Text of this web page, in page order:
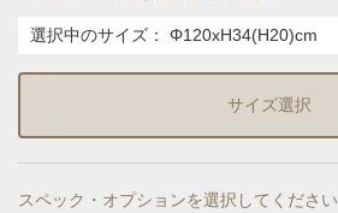
選択中のサイズ： Φ120xH34(H20)cm
サイズ選択
スペック・オプションを選択してください